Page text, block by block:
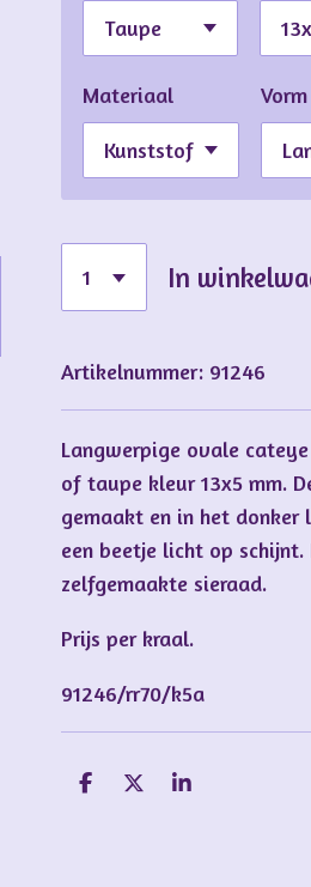
Materiaal Vorm
In
Artikelnummer: 91246
Langwerpige ovale
of taupe kleur 13x5 mm.
gemaakt en in het
een beetje licht op
zelfgemaakte sieraad.
Prijs per kraal.
91246/rr70/k5a
D
D
S